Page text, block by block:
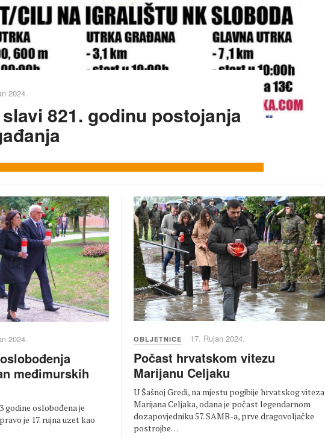
2024.
821. godinu postojanja
2024.
međimurskih
godine oslobođena je
je 17. rujna uzet kao
OBLJETNICE 17. Rujan 2024.
Počast hrvatskom vitezu
Marijanu Celjaku
U Šašnoj Gredi, na mjestu pogibije hrvatskog viteza
Marijana Celjaka, odana je počast legendarnom
dozapovjedniku 57. SAMB-a, prve dragovoljačke
postrojbe…